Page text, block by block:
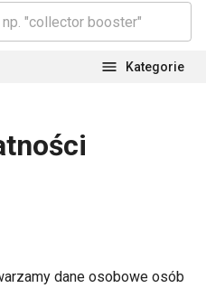
Kategorie
dane osobowe osób